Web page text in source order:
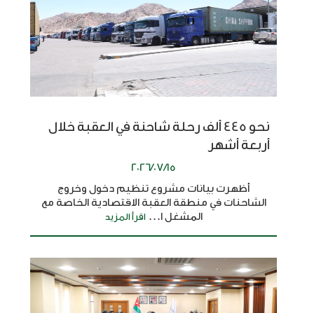
نحو 445 ألف رحلة شاحنة في العقبة خلال
أربعة أشهر
2026/07/15
أظهرت بيانات مشروع تنظيم دخول وخروج
الشاحنات في منطقة العقبة الاقتصادية الخاصة مع
المشغل ا... اقرأ المزيد